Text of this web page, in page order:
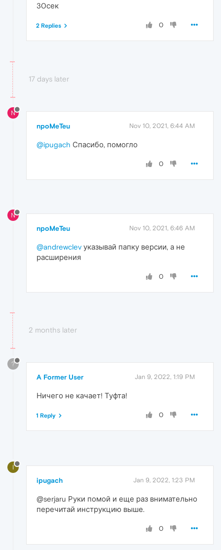
30сек
0
2 Replies
17 days later
N
npoMeTeu Nov 10, 2021, 6:44 AM
@ipugach Спасибо, помогло
0
N
npoMeTeu Nov 10, 2021, 6:46 AM
@andrewclev указывай папку версии, а не
расширения
0
2 months later
?
A Former User Jan 9, 2022, 1:19 PM
Ничего не качает! Туфта!
0
1 Reply
I
ipugach Jan 9, 2022, 1:23 PM
@serjaru Руки помой и еще раз внимательно
перечитай инструкцию выше.
0